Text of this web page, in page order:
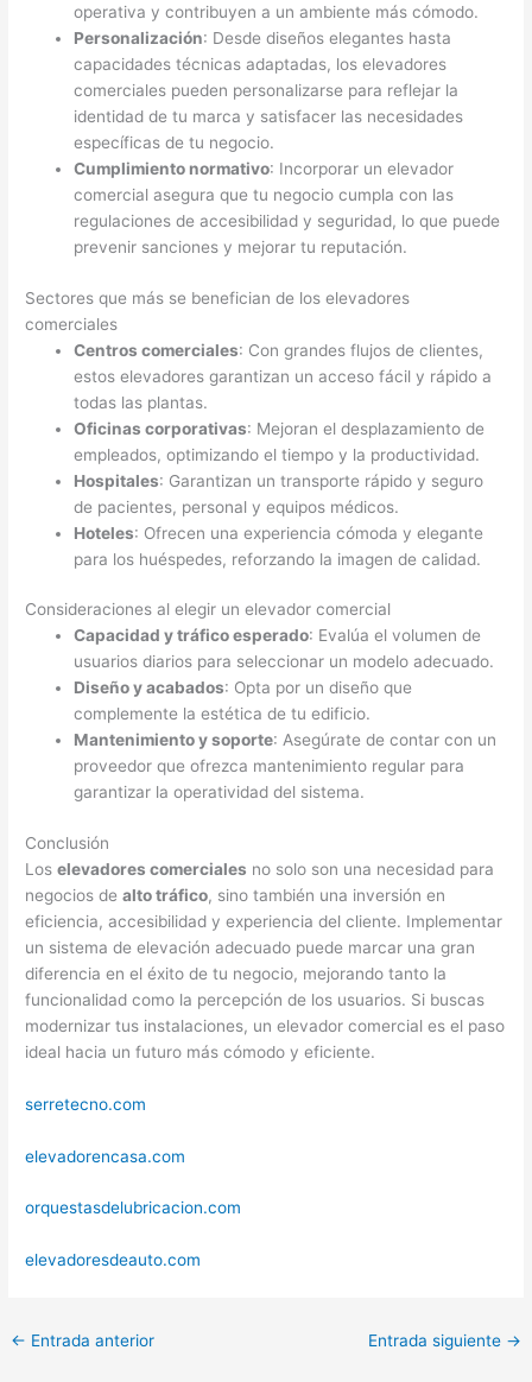
operativa y contribuyen a un ambiente más cómodo.
Personalización: Desde diseños elegantes hasta
capacidades técnicas adaptadas, los elevadores
comerciales pueden personalizarse para reflejar la
identidad de tu marca y satisfacer las necesidades
específicas de tu negocio.
Cumplimiento normativo: Incorporar un elevador
comercial asegura que tu negocio cumpla con las
regulaciones de accesibilidad y seguridad, lo que puede
prevenir sanciones y mejorar tu reputación.
Sectores que más se benefician de los elevadores
comerciales
Centros comerciales: Con grandes flujos de clientes,
estos elevadores garantizan un acceso fácil y rápido a
todas las plantas.
Oficinas corporativas: Mejoran el desplazamiento de
empleados, optimizando el tiempo y la productividad.
Hospitales: Garantizan un transporte rápido y seguro
de pacientes, personal y equipos médicos.
Hoteles: Ofrecen una experiencia cómoda y elegante
para los huéspedes, reforzando la imagen de calidad.
Consideraciones al elegir un elevador comercial
Capacidad y tráfico esperado: Evalúa el volumen de
usuarios diarios para seleccionar un modelo adecuado.
Diseño y acabados: Opta por un diseño que
complemente la estética de tu edificio.
Mantenimiento y soporte: Asegúrate de contar con un
proveedor que ofrezca mantenimiento regular para
garantizar la operatividad del sistema.
Conclusión
Loselevadores comerciales no solo son una necesidad para
negocios dealto tráfico, sino también una inversión en
eficiencia, accesibilidad y experiencia del cliente. Implementar
un sistema de elevación adecuado puede marcar una gran
diferencia en el éxito de tu negocio, mejorando tanto la
funcionalidad como la percepción de los usuarios. Si buscas
modernizar tus instalaciones, un elevador comercial es el paso
ideal hacia un futuro más cómodo y eficiente.
serretecno.com
elevadorencasa.com
orquestasdelubricacion.com
elevadoresdeauto.com
← Entrada anterior Entrada siguiente →